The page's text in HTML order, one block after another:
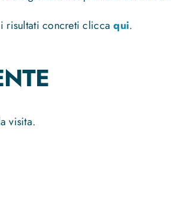
i risultati concreti cliccaqui.
visita.